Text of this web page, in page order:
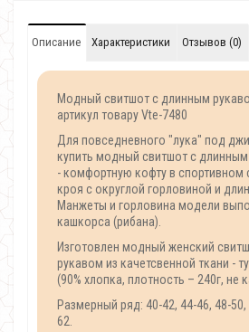
Описание Характеристики Отзывов (0)
Модный свитшот с длинным
артикул товару Vte-7480
Для повседневного "лука" под
купить модный свитшот с
- комфортную кофту в спортивном
кроя с округлой горловиной и
Манжеты и горловина модели
кашкорса (рибана).
Изготовлен модный женский
рукавом из качетсвенной ткани -
(90% хлопка, плотность – 240г, не
Размерный ряд: 40-42, 44-46, 48-
62.